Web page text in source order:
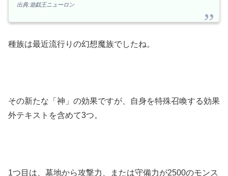
出典:遊戯王ニューロン
種族は最近流行りの幻想魔族でしたね。
その新たな「神」の効果ですが、自身を特殊召喚する効果
外テキストを含めて3つ。
1つ目は、墓地から攻撃力、または守備力が2500のモンス